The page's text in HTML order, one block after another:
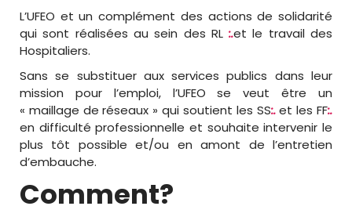
L’UFEO et un complément des actions de solidarité
qui sont réalisées au sein des RL:.et le travail des
Hospitaliers.
Sans se substituer aux services publics dans leur
mission pour l’emploi, l’UFEO se veut être un
« maillage de réseaux » qui soutient les SS:.et les FF:.
en difficulté professionnelle et souhaite intervenir le
plus tôt possible et/ou en amont de l’entretien
d’embauche.
Comment?